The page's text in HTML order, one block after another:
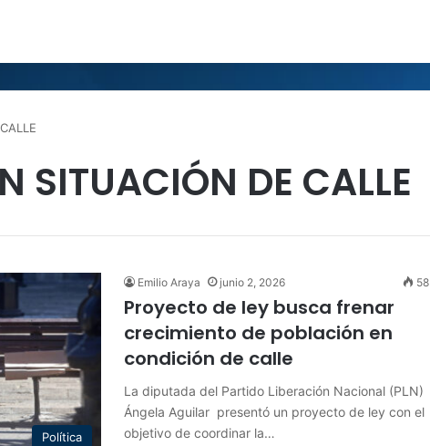
SITUACIÓN DE CALLE
Política
Emilio Araya junio 2, 2026 58
Proyecto de ley busca frenar
crecimiento de población en
condición de calle
La diputada del Partido Liberación Nacional (PLN)
Ángela Aguilar presentó un proyecto de ley con el
objetivo de coordinar la…